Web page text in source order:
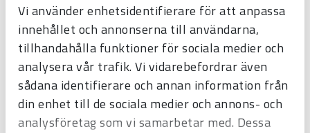
Vi använder enhetsidentifierare för att anpassa
innehållet och annonserna till användarna,
tillhandahålla funktioner för sociala medier och
analysera vår trafik. Vi vidarebefordrar även
sådana identifierare och annan information från
din enhet till de sociala medier och annons- och
analysföretag som vi samarbetar med. Dessa